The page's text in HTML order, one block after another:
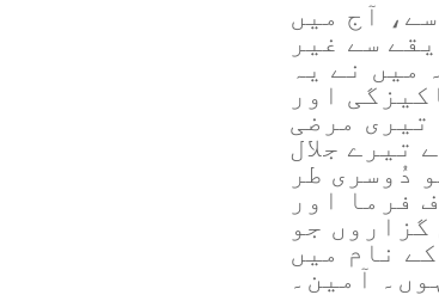
آج میں
سے غیر
میں نے یہ
اور
تیری مرضی
تیرے جلال
دُوسری طر
فرما اور
جو
نام میں
آمین۔